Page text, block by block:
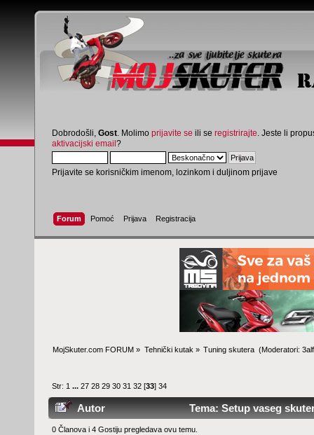
Dobrodošli, Gost . Molimo prijavite se ili se registrirajte . Jeste li
aktivacijski email?
Prijavite se korisničkim imenom, lozinkom i duljinom prijave
Forum Pomoć Prijava Registracija
MojSkuter.com FORUM » Tehnički kutak » Tuning skutera (Moderatori:
Str: 1 ...27 28 29 30 31 32 [33]34
Autor Tema: Setup vaseg
0 Članova i 4 Gostiju pregledava ovu temu.